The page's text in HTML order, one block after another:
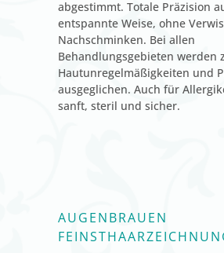
abgestimmt. Totale Präzision
entspannte Weise, ohne
Nachschminken. Bei allen
Behandlungsgebieten werden
Hautunregelmäßigkeiten und
ausgeglichen. Auch für
sanft, steril und sicher.
AUGENBRAUEN